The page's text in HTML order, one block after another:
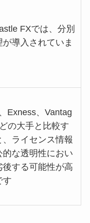
FXでは、分別
が導入されていま
、 Exness、 Vantag
の大手と比較す
、ライセンス情報
的な透明性におい
後する可能性が高
す